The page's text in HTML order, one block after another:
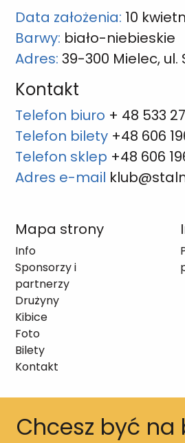
Data założenia: 10
Barwy: biało-niebieskie
Adres: 39-300 Mielec, ul.
Kontakt
Telefon biuro + 48 533
Telefon bilety +48 606
Telefon sklep +48 606
Adres e-mail
Mapa strony
Info
Sponsorzy i
partnerzy
Drużyny
Kibice
Foto
Bilety
Kontakt
Chcesz być na